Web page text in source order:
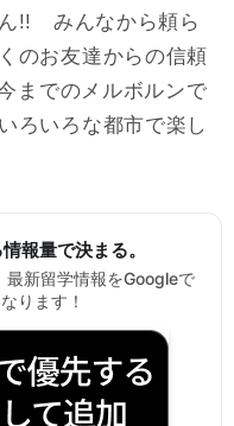
!! みんなから頼ら
のお友達からの信頼
までのメルボルンで
ろいろな都市で楽し
報量で決まる。
最新留学情報をGoogleで
ります！